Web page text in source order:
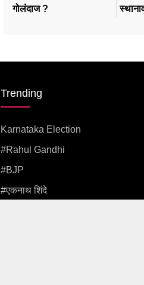
गोलंदाज ?
Trending
Karnataka Election
#rahul Gandhi
#BJP
#एकनाथ शिंदे